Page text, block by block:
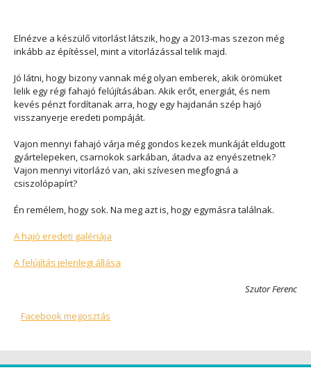
Elnézve a készülő vitorlást látszik, hogy a 2013-mas szezon még
inkább az építéssel, mint a vitorlázással telik majd.
Jó látni, hogy bizony vannak még olyan emberek, akik örömüket
lelik egy régi fahajó felújításában. Akik erőt, energiát, és nem
kevés pénzt fordítanak arra, hogy egy hajdanán szép hajó
visszanyerje eredeti pompáját.
Vajon mennyi fahajó várja még gondos kezek munkáját eldugott
gyártelepeken, csarnokok sarkában, átadva az enyészetnek?
Vajon mennyi vitorlázó van, aki szívesen megfogná a
csiszolópapírt?
Én remélem, hogy sok. Na meg azt is, hogy egymásra találnak.
A hajó eredeti galériája
A felújítás jelenlegi állása
Szutor Ferenc
Facebook megosztás